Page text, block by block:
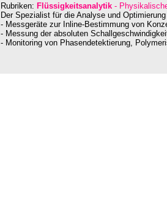
Rubriken: Flüssigkeitsanalytik -
Der Spezialist für die Analyse und
- Messgeräte zur Inline-Bestimmung von
- Messung der absoluten
- Monitoring von Phasendetektierung,